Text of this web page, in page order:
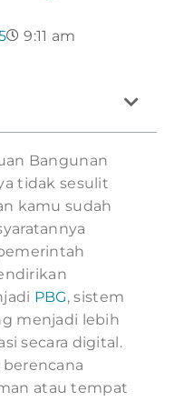
9:11 am
Bangunan
tidak sesulit
kamu sudah
PBG, sistem
menjadi lebih
secara digital.
atau tempat